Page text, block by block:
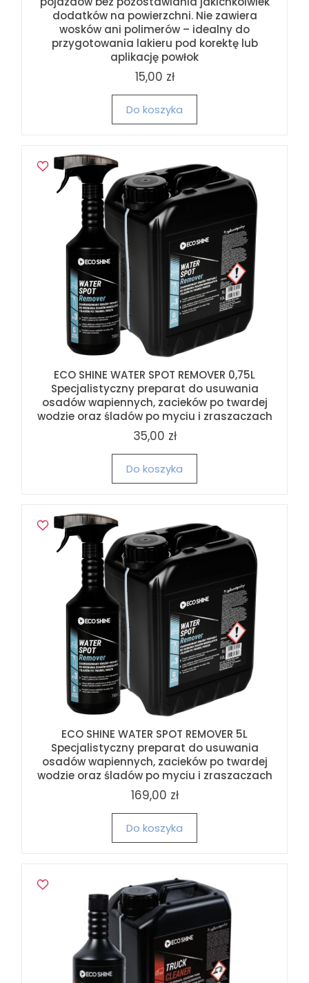
dodatków na powierzchni. Nie zawiera
wosków ani polimerów – idealny do
przygotowania lakieru pod korektę lub
aplikację powłok
15,00 zł
Do koszyka
ECO SHINE WATER SPOT REMOVER 0,75L
Specjalistyczny preparat do usuwania
osadów wapiennych, zacieków po twardej
wodzie oraz śladów po myciu i zraszaczach
35,00 zł
Do koszyka
ECO SHINE WATER SPOT REMOVER 5L
Specjalistyczny preparat do usuwania
osadów wapiennych, zacieków po twardej
wodzie oraz śladów po myciu i zraszaczach
169,00 zł
Do koszyka